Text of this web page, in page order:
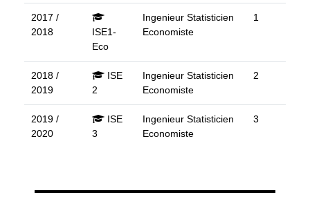
2017 /
2018
ISE1-
Eco
Ingenieur Statisticien
Economiste
1
2018 /
2019
ISE
2
Ingenieur Statisticien
Economiste
2
2019 /
2020
ISE
3
Ingenieur Statisticien
Economiste
3